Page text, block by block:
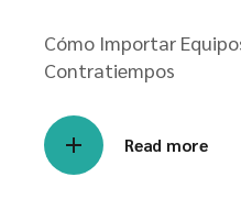
Cómo Importar
Contratiempos
Read more